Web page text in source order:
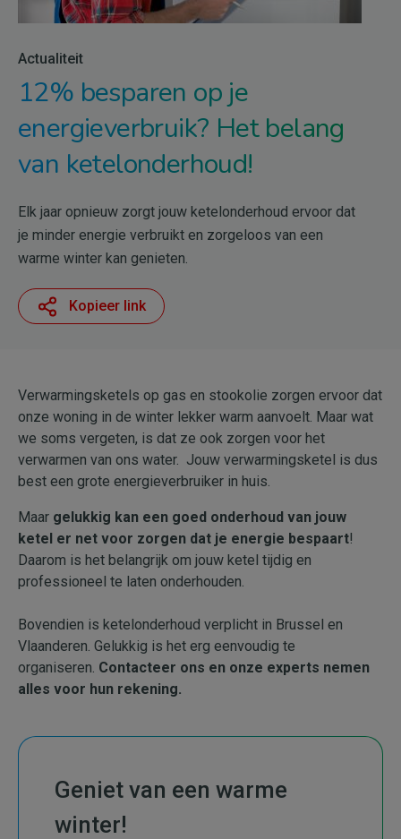
Actualiteit
12% besparen op je
energieverbruik? Het belang
van ketelonderhoud!
Elk jaar opnieuw zorgt jouw ketelonderhoud ervoor dat
je minder energie verbruikt en zorgeloos van een
warme winter kan genieten.
Kopieer link
Verwarmingsketels op gas en stookolie zorgen ervoor dat
onze woning in de winter lekker warm aanvoelt. Maar wat
we soms vergeten, is dat ze ook zorgen voor het
verwarmen van ons water. Jouw verwarmingsketel is dus
best een grote energieverbruiker in huis.
Maar gelukkig kan een goed onderhoud van jouw
ketel er net voor zorgen dat je energie bespaart!
Daarom is het belangrijk om jouw ketel tijdig en
professioneel te laten onderhouden.
Bovendien is ketelonderhoud verplicht in Brussel en
Vlaanderen. Gelukkig is het erg eenvoudig te
organiseren. Contacteer ons en onze experts nemen
alles voor hun rekening.
Geniet van een warme
winter!